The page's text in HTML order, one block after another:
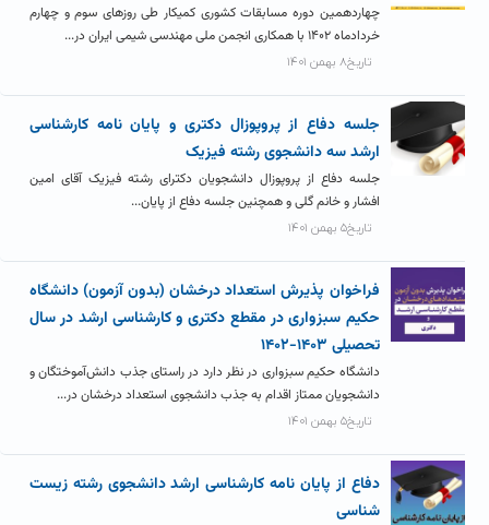
چهاردهمین دوره مسابقات کشوری کمیکار طی روزهای سوم و چهارم
خردادماه ۱۴۰۲ با همکاری انجمن ملی مهندسی شیمی ایران در...
تاریخ۸ بهمن ۱۴۰۱
جلسه دفاع از پروپوزال دکتری و پایان نامه کارشناسی
ارشد سه دانشجوی رشته فیزیک
جلسه دفاع از پروپوزال دانشجویان دکترای رشته فیزیک آقای امین
افشار و خانم گلی و همچنین جلسه دفاع از پایان...
تاریخ۵ بهمن ۱۴۰۱
فراخوان پذیرش استعداد درخشان (بدون آزمون) دانشگاه
حکیم سبزواری در مقطع دکتری و کارشناسی ارشد در سال
تحصیلی ۱۴۰۳-۱۴۰۲
دانشگاه حکیم سبزواری در نظر دارد در راستای جذب دانش‌آموختگان و
دانشجویان ممتاز اقدام به جذب دانشجوی استعداد درخشان در...
تاریخ۵ بهمن ۱۴۰۱
دفاع از پایان نامه کارشناسی ارشد دانشجوی رشته زیست
شناسی